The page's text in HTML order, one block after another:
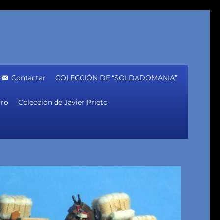
Contactar COLECCIÓN DE “SOLDADOMANIA”
Colección de Javier Prieto